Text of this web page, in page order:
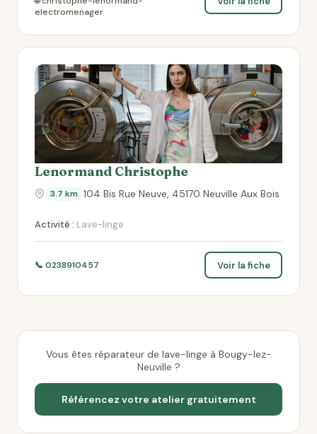
electromenager
Lenormand Christophe
3.7 km 104 Bis Rue Neuve, 45170 Neuville Aux Bois
Activité : Lave-linge
📞 0238910457 Voir la fiche
Vous êtes réparateur de lave-linge à Bougy-lez-
Neuville ?
Référencez votre atelier gratuitement